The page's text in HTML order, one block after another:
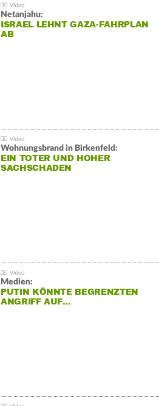
Netanjahu:
ISRAEL LEHNT GAZA-FAHRPLAN
AB
Wohnungsbrand in Birkenfeld:
EIN TOTER UND HOHER
SACHSCHADEN
Medien:
PUTIN KÖNNTE BEGRENZTEN
ANGRIFF AUF…